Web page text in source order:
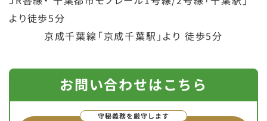
より徒歩5分
京成千葉線「京成千葉駅」より 徒歩5分
お問い合わせはこちら